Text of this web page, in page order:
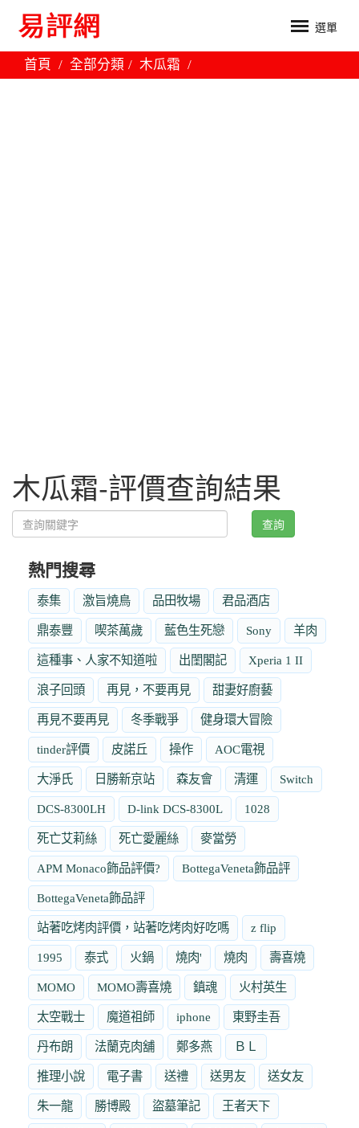
選單
首頁 全部分類 木瓜霜
木瓜霜-評價查詢結果
查詢
熱門搜尋
泰集 激旨燒鳥 品田牧場 君品酒店
鼎泰豐 喫茶萬歲 藍色生死戀 Sony 羊肉
這種事、人家不知道啦 出閨閣記 Xperia 1 II
浪子回頭 再見，不要再見 甜妻好廚藝
再見不要再見 冬季戰爭 健身環大冒險
tinder評價 皮諾丘 操作 AOC電視
大淨氏 日勝新京站 森友會 清運 Switch
DCS-8300LH D-link DCS-8300L 1028
死亡艾莉絲 死亡愛麗絲 麥當勞
APM Monaco飾品評價? BottegaVeneta飾品評
BottegaVeneta飾品評
站著吃烤肉評價，站著吃烤肉好吃嗎 z flip
1995 泰式 火鍋 燒肉' 燒肉 壽喜燒
MOMO MOMO壽喜燒 鎮魂 火村英生
太空戰士 魔道祖師 iphone 東野圭吾
丹布朗 法蘭克肉舖 鄭多燕 ＢＬ
推理小說 電子書 送禮 送男友 送女友
朱一龍 勝博殿 盜墓筆記 王者天下